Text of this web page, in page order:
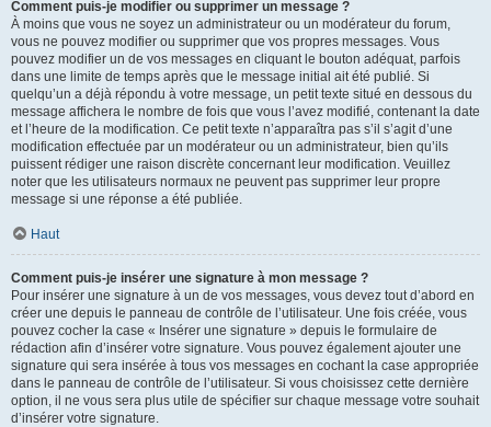
Comment puis-je modifier ou supprimer un message ?
À moins que vous ne soyez un administrateur ou un modérateur du forum,
vous ne pouvez modifier ou supprimer que vos propres messages. Vous
pouvez modifier un de vos messages en cliquant le bouton adéquat, parfois
dans une limite de temps après que le message initial ait été publié. Si
quelqu’un a déjà répondu à votre message, un petit texte situé en dessous du
message affichera le nombre de fois que vous l’avez modifié, contenant la date
et l’heure de la modification. Ce petit texte n’apparaîtra pas s’il s’agit d’une
modification effectuée par un modérateur ou un administrateur, bien qu’ils
puissent rédiger une raison discrète concernant leur modification. Veuillez
noter que les utilisateurs normaux ne peuvent pas supprimer leur propre
message si une réponse a été publiée.
Haut
Comment puis-je insérer une signature à mon message ?
Pour insérer une signature à un de vos messages, vous devez tout d’abord en
créer une depuis le panneau de contrôle de l’utilisateur. Une fois créée, vous
pouvez cocher la case « Insérer une signature » depuis le formulaire de
rédaction afin d’insérer votre signature. Vous pouvez également ajouter une
signature qui sera insérée à tous vos messages en cochant la case appropriée
dans le panneau de contrôle de l’utilisateur. Si vous choisissez cette dernière
option, il ne vous sera plus utile de spécifier sur chaque message votre souhait
d’insérer votre signature.